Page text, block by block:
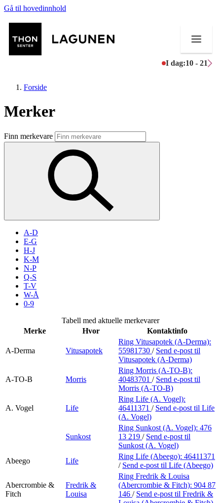
Gå til hovedinnhold
I dag:10 - 21
Butikker
Mat og drikke
Aktiviteter
Inspirasjon
Søk
Parkering
Praktisk informasjon
Gavekort
Forside
Merker
Finn merkevare
A-D
E-G
H-J
K-M
N-P
Q-S
T-V
W-Å
0-9
Tabell med aktuelle merkevarer
Merke
Hvor Kontaktinfo
A-Derma Vitusapotek
Ring Vitusapotek (A-Derma):
55981730 / Send e-post til
Vitusapotek (A-Derma)
A-TO-B Morris
Ring Morris (A-TO-B):
40483701 / Send e-post til
Morris (A-TO-B)
A. Vogel Life
Ring Life (A. Vogel):
46411371 / Send e-post til Life
(A. Vogel)
Sunkost
Ring Sunkost (A. Vogel): 476
13 219 / Send e-post til
Sunkost (A. Vogel)
Abeego
Life
Ring Life (Abeego): 46411371
/ Send e-post til Life (Abeego)
Abercrombie &
Fitch
Fredrik &
Louisa
Ring Fredrik & Louisa
(Abercrombie & Fitch): 904 87
146 / Send e-post til Fredrik &